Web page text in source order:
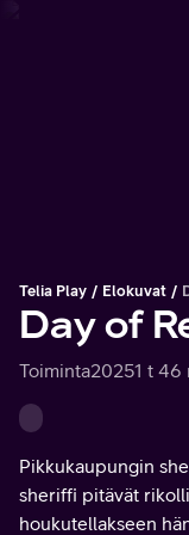
Telia Play Elokuvat
Day of
Toiminta20251 t 46
Pikkukaupungin
sheriffi pitävät
houkutellakseen